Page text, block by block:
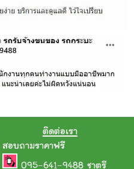
ติดต่อเรา
สอบถามราคาฟรี
095-641-9488 ชาตรี